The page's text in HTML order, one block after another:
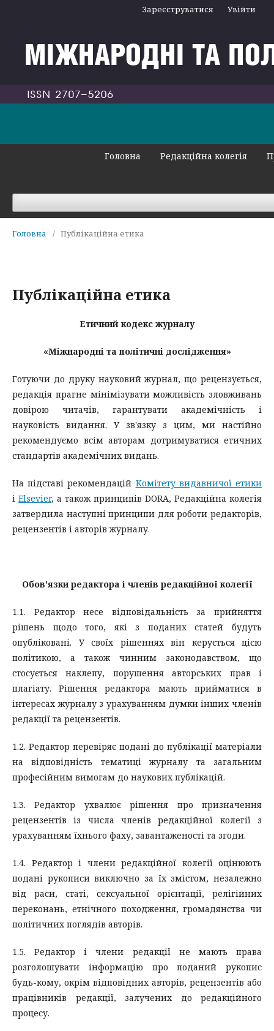
Головна Редакційна колегія
Зареєструватися Увійти
Головна / Публікаційна етика
Публікаційна етика
Етичний кодекс журналу
«Міжнародні та політичні дослідження»
Готуючи до друку науковий журнал, що рецензується,
редакція прагне мінімізувати можливість зловживань
довірою читачів, гарантувати академічність і
науковість видання. У зв'язку з цим, ми настійно
рекомендуємо всім авторам дотримуватися етичних
стандартів академічних видань.
На підставі рекомендацій Комітету видавничої етики
і Elsevier, а також принципів DORA, Редакційна колегія
затвердила наступні принципи для роботи редакторів,
рецензентів і авторів журналу.
Обов'язки редактора і членів редакційної колегії
1.1. Редактор несе відповідальність за прийняття
рішень щодо того, які з поданих статей будуть
опубліковані. У своїх рішеннях він керується цією
політикою, а також чинним законодавством, що
стосується наклепу, порушення авторських прав і
плагіату. Рішення редактора мають прийматися в
інтересах журналу з урахуванням думки інших членів
редакції та рецензентів.
1.2. Редактор перевіряє подані до публікації матеріали
на відповідність тематиці журналу та загальним
професійним вимогам до наукових публікацій.
1.3. Редактор ухвалює рішення про призначення
рецензентів із числа членів редакційної колегії з
урахуванням їхнього фаху, завантаженості та згоди.
1.4. Редактор і члени редакційної колегії оцінюють
подані рукописи виключно за їх змістом, незалежно
від раси, статі, сексуальної орієнтації, релігійних
переконань, етнічного походження, громадянства чи
політичних поглядів авторів.
1.5. Редактор і члени редакції не мають права
розголошувати інформацію про поданий рукопис
будь-кому, окрім відповідних авторів, рецензентів або
працівників редакції, залучених до редакційного
процесу.